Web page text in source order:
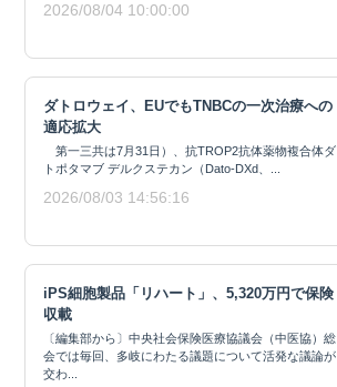
2026/08/04 10:00:00
ダトロウェイ、EUでもTNBCの一次治療への
適応拡大
第一三共は7月31日）、抗TROP2抗体薬物複合体ダ
トポタマブ デルクステカン（Dato-DXd、...
2026/08/03 14:56:16
iPS細胞製品「リハート」、5,320万円で保険
収載
〔編集部から〕中央社会保険医療協議会（中医協）総
会では毎回、多岐にわたる議題について活発な議論が
交わ...